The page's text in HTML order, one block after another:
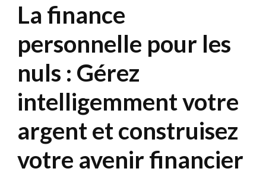
La finance
personnelle pour les
nuls : Gérez
intelligemment votre
argent et construisez
votre avenir financier